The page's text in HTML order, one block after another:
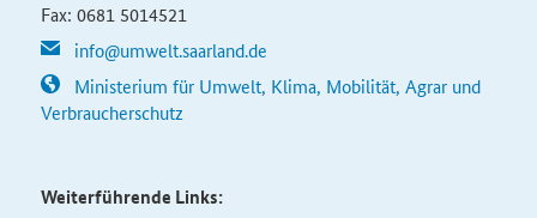
Fax: 0681 5014521
info@umwelt.saarland.de
Ministerium für Umwelt, Klima, Mobilität, Agrar und
Verbraucherschutz
Weiterführende Links: